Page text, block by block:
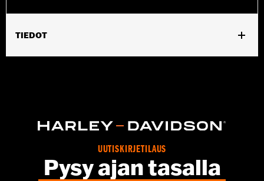
TIEDOT
UUTISKIRJETILAUS
Pysy ajan tasalla